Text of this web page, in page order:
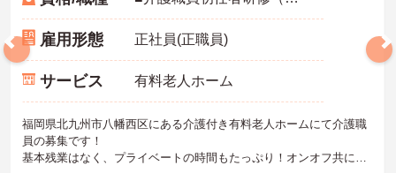
雇用形態 正社員(正職員)
サービス 有料老人ホーム
福岡県北九州市八幡西区にある介護付き有料老人ホームにて介護職
員の募集です！
基本残業はなく、プライベートの時間もたっぷり！オンオフ共に充